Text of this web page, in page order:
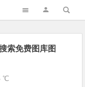
索免费图库图
℃